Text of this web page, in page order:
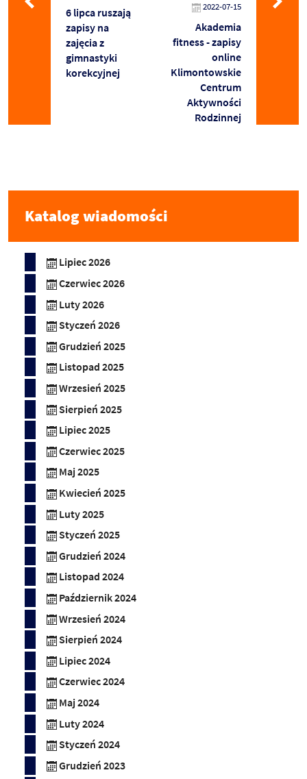
6 lipca ruszają
zapisy na
zajęcia z
gimnastyki
korekcyjnej
2022-07-15
Akademia
fitness - zapisy
online
Klimontowskie
Centrum
Aktywności
Rodzinnej
Katalog wiadomości
Lipiec 2026
Czerwiec 2026
Luty 2026
Styczeń 2026
Grudzień 2025
Listopad 2025
Wrzesień 2025
Sierpień 2025
Lipiec 2025
Czerwiec 2025
Maj 2025
Kwiecień 2025
Luty 2025
Styczeń 2025
Grudzień 2024
Listopad 2024
Październik 2024
Wrzesień 2024
Sierpień 2024
Lipiec 2024
Czerwiec 2024
Maj 2024
Luty 2024
Styczeń 2024
Grudzień 2023